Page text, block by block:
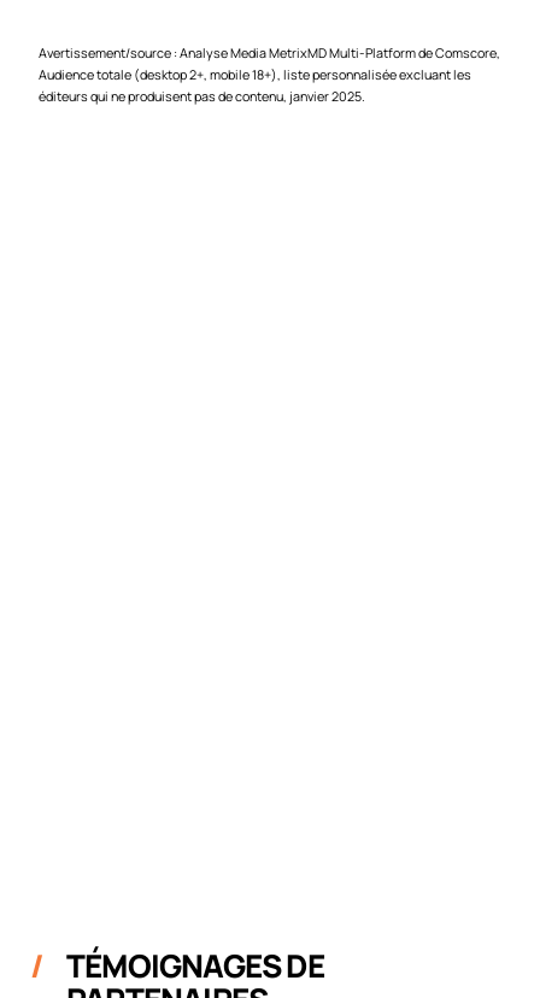
Avertissement/source : Analyse Media MetrixMD Multi-Platform de Comscore,
Audience totale (desktop 2+, mobile 18+), liste personnalisée excluant les
éditeurs qui ne produisent pas de contenu, janvier 2025.
TÉMOIGNAGES DE